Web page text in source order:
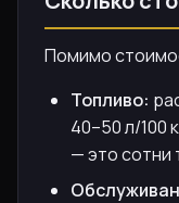
Помимо
Топливо:
40–50 л/100
— это сотни